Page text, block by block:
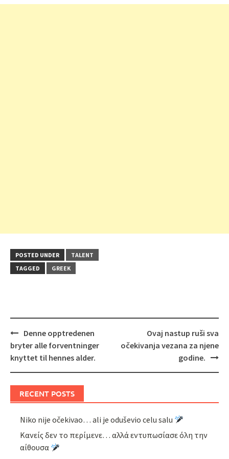
POSTED UNDER
TALENT
TAGGED
GREEK
Post
navigation
Denne opptredenen
bryter alle forventninger
knyttet til hennes alder.
Ovaj nastup ruši sva
očekivanja vezana za njene
godine.
RECENT POSTS
Niko nije očekivao… ali je oduševio celu salu
Κανείς δεν το περίμενε… αλλά εντυπωσίασε όλη την
αίθουσα